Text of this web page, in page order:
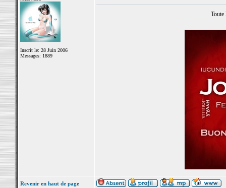
Inscrit le: 28 Juin 2006
Messages: 1889
Toute
Revenir en haut de page